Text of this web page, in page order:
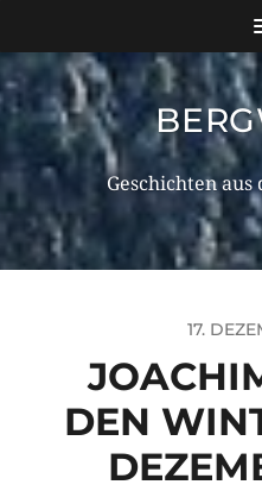
Geschichten
17.
DEN